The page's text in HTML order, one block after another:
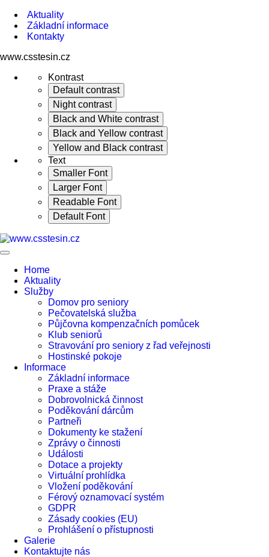
Aktuality
Základní informace
Kontakty
www.csstesin.cz
Kontrast
Default contrast
Night contrast
Black and White contrast
Black and Yellow contrast
Yellow and Black contrast
Text
Smaller Font
Larger Font
Readable Font
Default Font
Home
Aktuality
Služby
Domov pro seniory
Pečovatelská služba
Půjčovna kompenzačních pomůcek
Klub seniorů
Stravování pro seniory z řad veřejnosti
Hostinské pokoje
Informace
Základní informace
Praxe a stáže
Dobrovolnická činnost
Poděkování dárcům
Partneři
Dokumenty ke stažení
Zprávy o činnosti
Události
Dotace a projekty
Virtuální prohlídka
Vložení poděkování
Férový oznamovací systém
GDPR
Zásady cookies (EU)
Prohlášení o přístupnosti
Galerie
Kontaktujte nás